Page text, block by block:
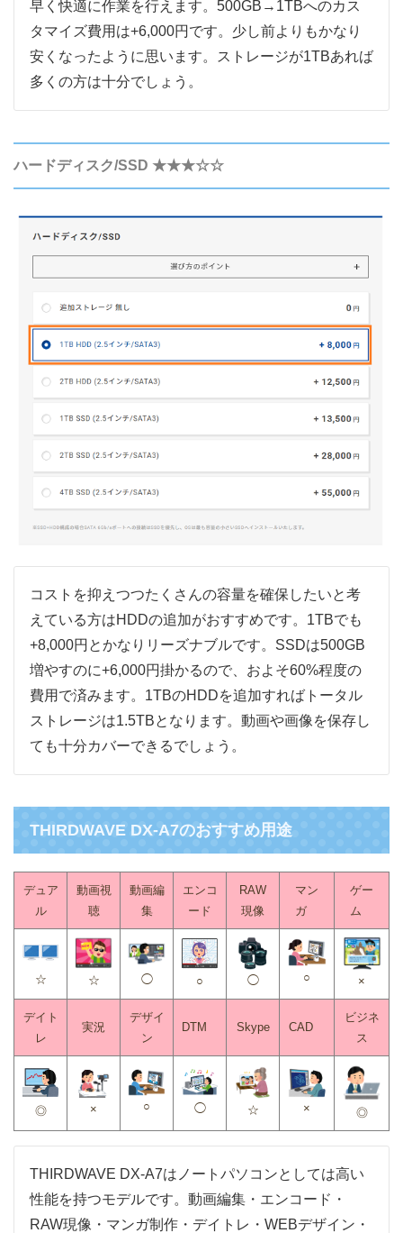
早く快適に作業を行えます。500GB→1TBへのカス
タマイズ費用は+6,000円です。少し前よりもかなり
安くなったように思います。ストレージが1TBあれば
多くの方は十分でしょう。
ハードディスク/SSD ★★★☆☆
コストを抑えつつたくさんの容量を確保したいと考
えている方はHDDの追加がおすすめです。1TBでも
+8,000円とかなりリーズナブルです。SSDは500GB
増やすのに+6,000円掛かるので、およそ60%程度の
費用で済みます。1TBのHDDを追加すればトータル
ストレージは1.5TBとなります。動画や画像を保存し
ても十分カバーできるでしょう。
THIRDWAVE DX-A7のおすすめ用途
デュア
ル
動画視
聴
動画編
集
エンコ
ード
RAW
現像
マン
ガ
ゲー
ム
☆ ☆ ◯ ○ ◯ ○ ×
デイト
レ
実況
デザイ
ン
DTM Skype CAD
ビジネ
ス
◎ × ○ ◯ ☆ × ◎
THIRDWAVE DX-A7はノートパソコンとしては高い
性能を持つモデルです。動画編集・エンコード・
RAW現像・マンガ制作・デイトレ・WEBデザイン・